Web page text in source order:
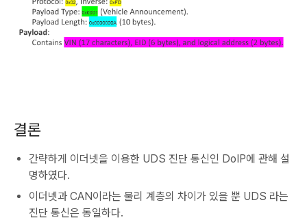
결론
간략하게 이더넷을 이용한 UDS 진단 통신인 DoIP에 관해 설
명하였다.
이더넷과 CAN이라는 물리 계층의 차이가 있을 뿐 UDS 라는
진단 통신은 동일하다.